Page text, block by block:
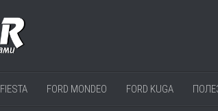
FORD MONDEO FORD KUGA